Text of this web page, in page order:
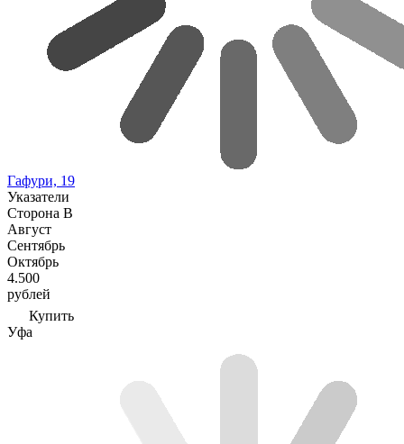
Гафури, 19
Указатели
Сторона В
Август
Сентябрь
Октябрь
4.500
рублей
Купить
Уфа